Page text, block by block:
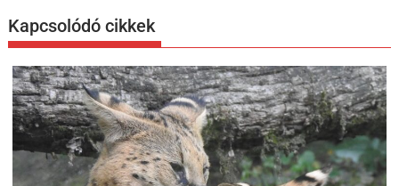
Kapcsolódó cikkek